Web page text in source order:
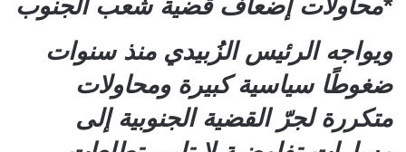
*محاولات إضعاف قضية شعب الجنوب
ويواجه الرئيس الزُبيدي منذ سنوات
ضغوطًا سياسية كبيرة ومحاولات
متكررة لجرّ القضية الجنوبية إلى